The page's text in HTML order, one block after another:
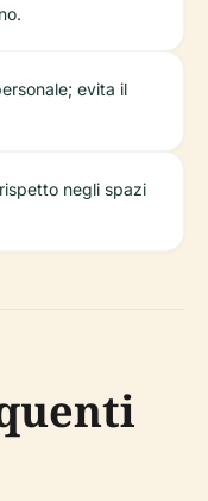
evita il
negli spazi